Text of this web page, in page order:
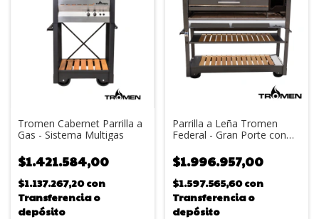
Tromen Cabernet Parrilla a
Gas - Sistema Multigas
$1.421.584,00
$1.137.267,20con
Transferencia o
depósito
Parrilla a Leña Tromen
Federal - Gran Porte con
$1.996.957,00
$1.597.565,60con
Transferencia o
depósito